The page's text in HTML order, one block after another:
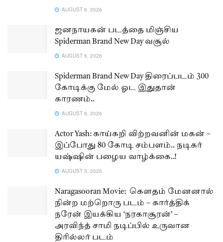
AUGUST 6, 2026
ஜனநாயகன் படத்தை மிஞ்சிய
Spiderman Brand New Day வசூல்
AUGUST 6, 2026
Spiderman Brand New Day திரைப்படம் 300
கோடிக்கு மேல் ஓட இதுதான்
காரணம்..
AUGUST 6, 2026
Actor Yash: காய்கறி விற்றவனின் மகன் –
இப்போது 80 கோடி சம்பளம்.. நடிகர்
யஷ்ஷின் பழைய வாழ்க்கை..!
AUGUST 5, 2026
Naragasooran Movie: கௌதம் மேனனால்
நின்ற மற்றொரு படம் – கார்த்திக்
நரேன் இயக்கிய ‘நரகாசூரன்’ –
அரவிந்த் சாமி நடிப்பில் உருவான
திரில்லர் படம்